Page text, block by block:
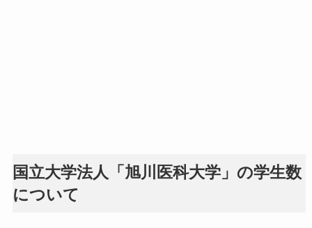
国立大学法人「旭川医科大学」の学生数
について